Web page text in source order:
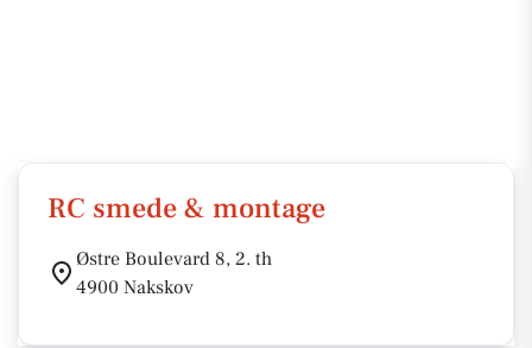
RC smede & montage
Østre Boulevard 8, 2. th
4900 Nakskov